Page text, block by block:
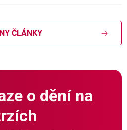
ČLÁNKY
o dění na